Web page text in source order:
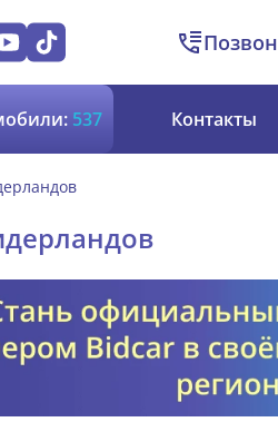
537 Контакты